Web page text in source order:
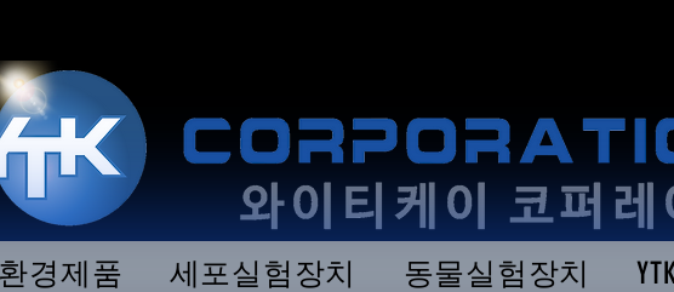
환경제품 세포실험장치 동물실험장치